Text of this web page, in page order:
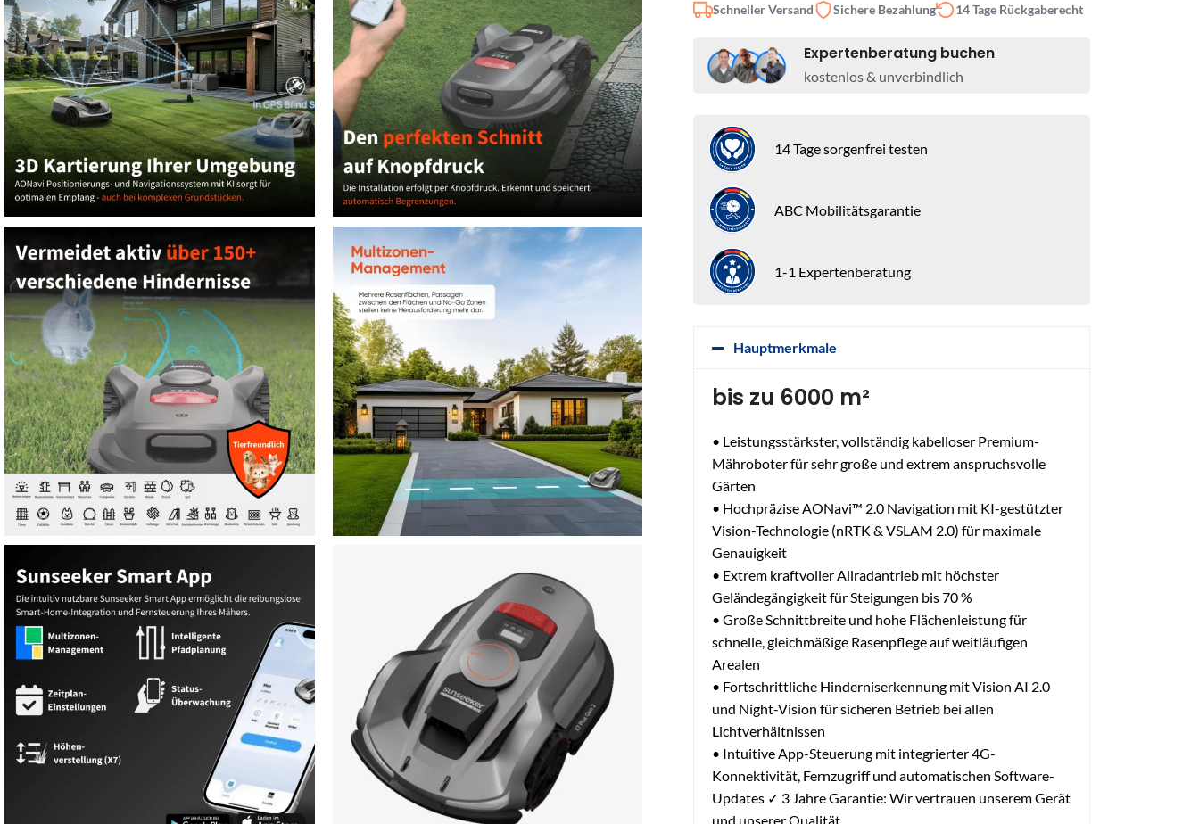
Schneller Versand Sichere Bezahlung 14 Tage Rückgaberecht
Expertenberatung buchen
kostenlos & unverbindlich
14 Tage sorgenfrei testen
ABC Mobilitätsgarantie
1-1 Expertenberatung
Hauptmerkmale
bis zu 6000 m²
• Leistungsstärkster, vollständig kabelloser Premium-
Mähroboter für sehr große und extrem anspruchsvolle
Gärten
• Hochpräzise AONavi™ 2.0 Navigation mit KI-gestützter
Vision-Technologie (nRTK & VSLAM 2.0) für maximale
Genauigkeit
• Extrem kraftvoller Allradantrieb mit höchster
Geländegängigkeit für Steigungen bis 70 %
• Große Schnittbreite und hohe Flächenleistung für
schnelle, gleichmäßige Rasenpflege auf weitläufigen
Arealen
• Fortschrittliche Hinderniserkennung mit Vision AI 2.0
und Night-Vision für sicheren Betrieb bei allen
Lichtverhältnissen
• Intuitive App-Steuerung mit integrierter 4G-
Konnektivität, Fernzugriff und automatischen Software-
Updates ✓ 3 Jahre Garantie: Wir vertrauen unserem Gerät
und unserer Qualität